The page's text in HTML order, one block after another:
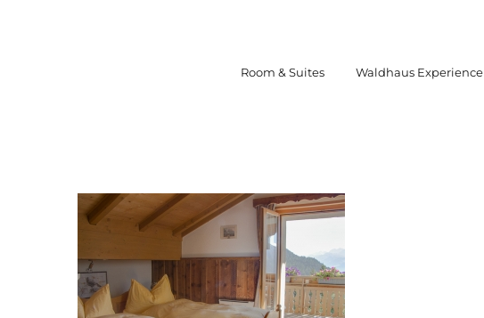
Room & Suites
Waldhaus Experience